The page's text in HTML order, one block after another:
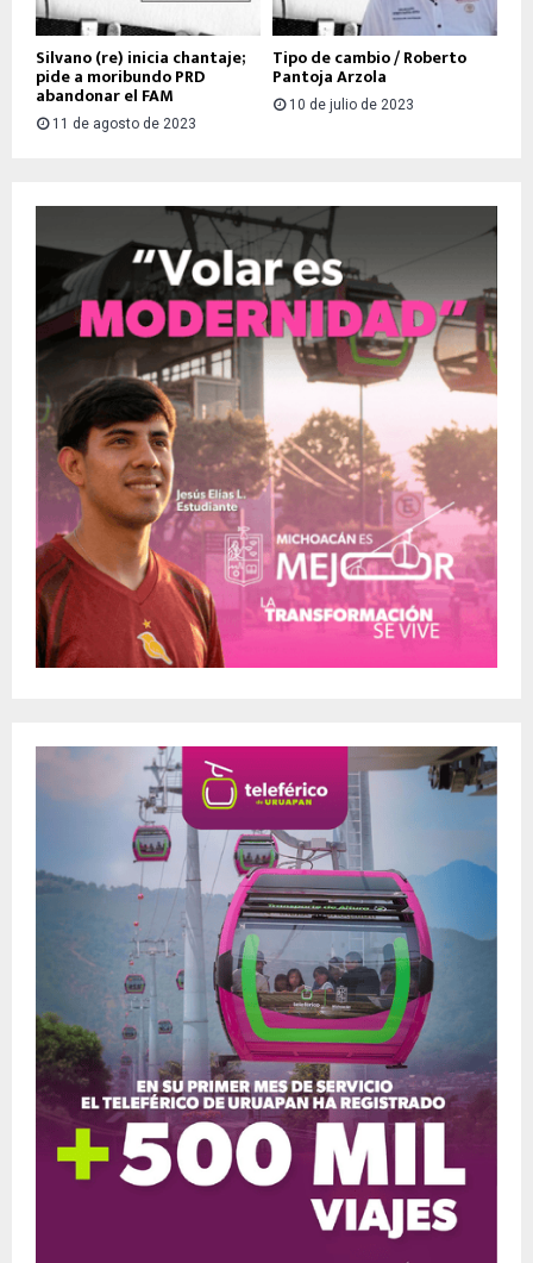
Silvano (re) inicia chantaje;
pide a moribundo PRD
abandonar el FAM
11 de agosto de 2023
Tipo de cambio / Roberto
Pantoja Arzola
10 de julio de 2023